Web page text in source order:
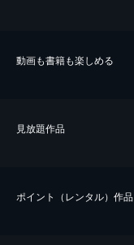
動画も書籍も楽しめる
⾒放題作品
ポイント（レンタル）作品